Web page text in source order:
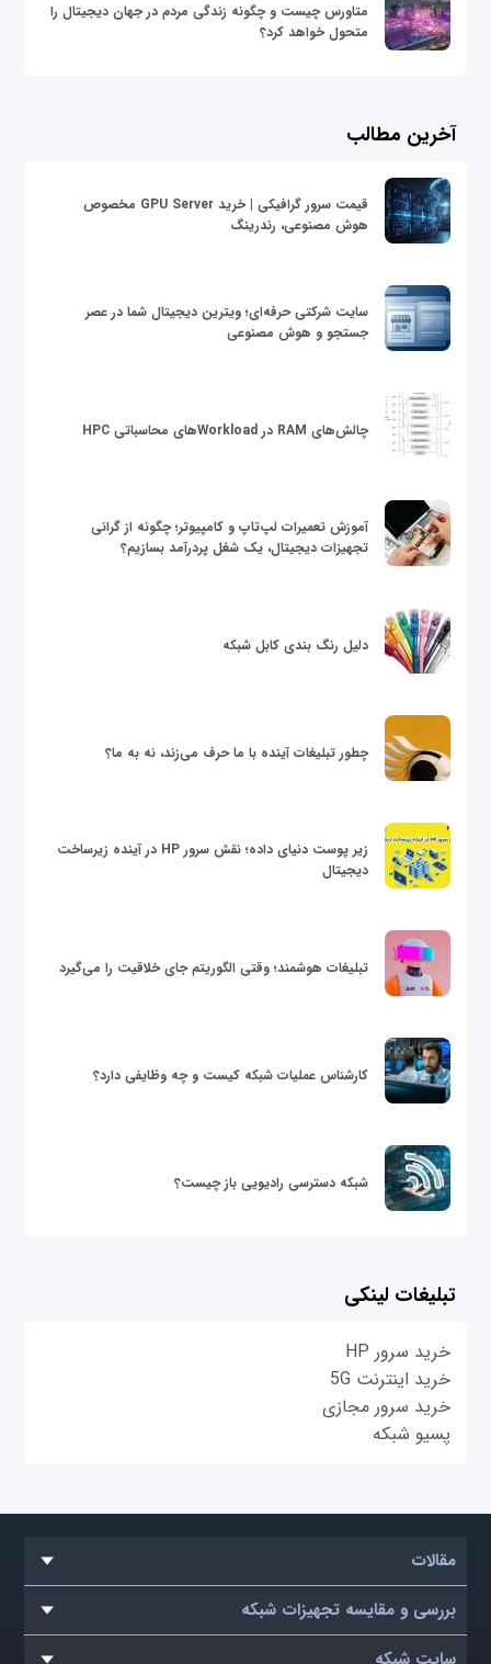
متاورس چیست و چگونه زندگی مردم در جهان دیجیتال را
متحول خواهد کرد؟
آخرین مطالب
قیمت سرور گرافیکی | خرید GPU Server مخصوص
هوش مصنوعی، رندرینگ
سایت شرکتی حرفه‌ای؛ ویترین دیجیتال شما در عصر
جستجو و هوش مصنوعی
چالش‌های RAM در Workloadهای محاسباتی HPC
آموزش تعمیرات لپ‌تاپ و کامپیوتر؛ چگونه از گرانی
تجهیزات دیجیتال، یک شغل پردرآمد بسازیم؟
دلیل رنگ بندی کابل شبکه
چطور تبلیغات آینده با ما حرف می‌زند، نه به ما؟
زیر پوست دنیای داده؛ نقش سرور HP در آینده زیرساخت
دیجیتال
تبلیغات هوشمند؛ وقتی الگوریتم جای خلاقیت را می‌گیرد
کارشناس عملیات شبکه کیست و چه وظایفی دارد؟
شبکه دسترسی رادیویی باز چیست؟
تبلیغات لینکی
خرید سرور HP
خرید اینترنت 5G
خرید سرور مجازی
پسیو شبکه
مقالات
بررسی و مقایسه تجهیزات شبکه